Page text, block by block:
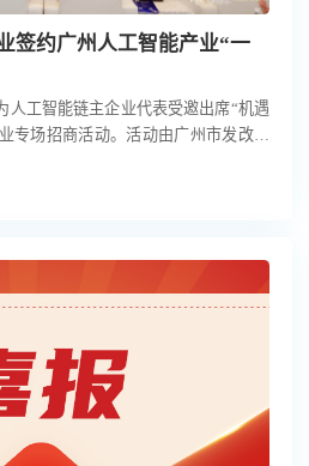
签约广州人工智能产业“一
人工智能链主企业代表受邀出席“机遇
专场招商活动。活动由广州市发改委
集结政府相关部门、人工智能产业链